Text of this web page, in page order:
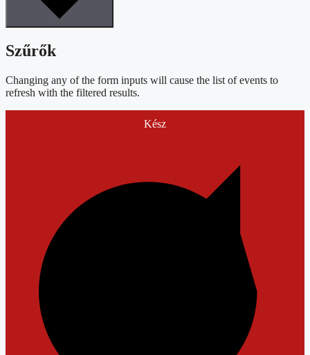
Szűrők
Changing any of the form inputs will cause the list of events to
refresh with the filtered results.
Kész